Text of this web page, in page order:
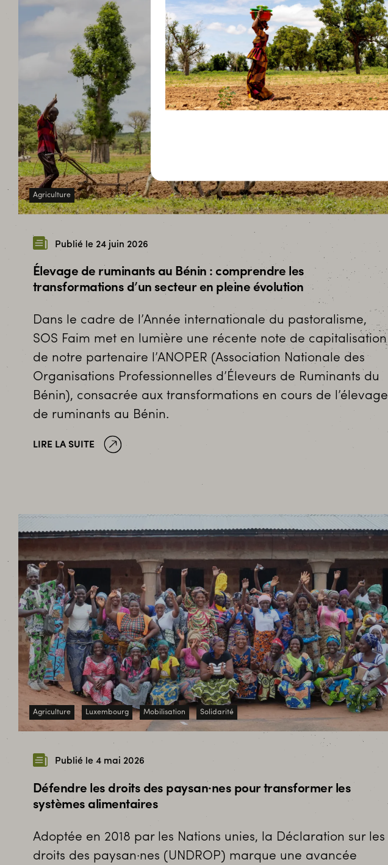
Agriculture
Publié le 24 juin 2026
Élevage de ruminants au Bénin : comprendre les
transformations d’un secteur en pleine évolution
Dans le cadre de l’Année internationale du pastoralisme,
SOS Faim met en lumière une récente note de capitalisation
de notre partenaire l’ANOPER (Association Nationale des
Organisations Professionnelles d’Éleveurs de Ruminants du
Bénin), consacrée aux transformations en cours de l’élevage
de ruminants au Bénin.
LIRE LA SUITE
Agriculture Luxembourg Mobilisation Solidarité
Publié le 4 mai 2026
Défendre les droits des paysan·nes pour transformer les
systèmes alimentaires
Adoptée en 2018 par les Nations unies, la Déclaration sur les
droits des paysan·nes (UNDROP) marque une avancée